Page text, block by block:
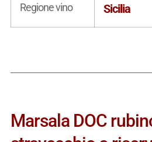
Regione vino Sicilia
Marsala DOC